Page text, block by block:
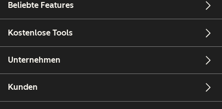
Beliebte Features
Kostenlose Tools
Unternehmen
Kunden